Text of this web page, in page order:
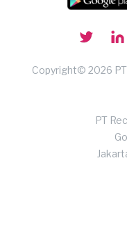
Copyright© 2026
PT